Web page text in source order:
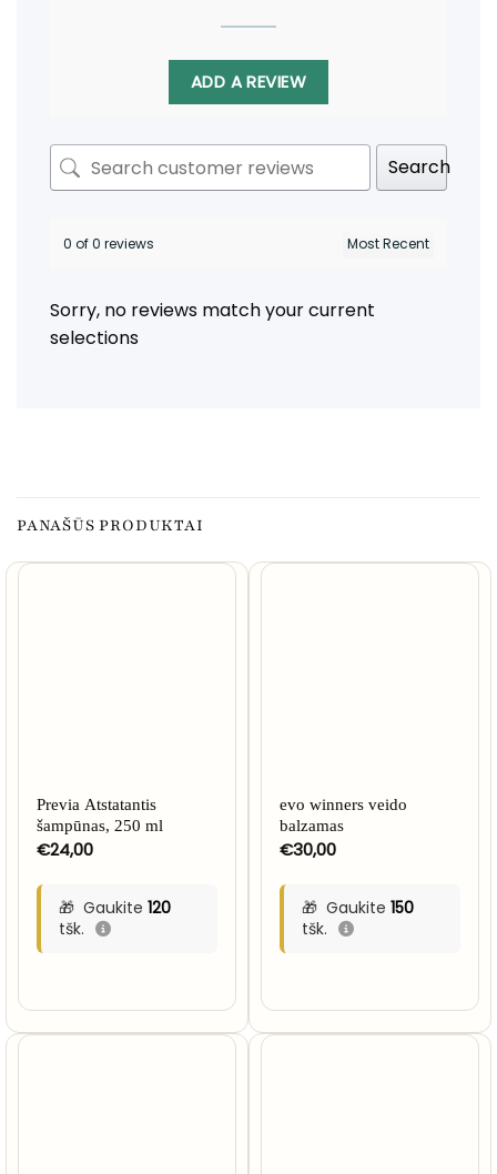
ADD A REVIEW
Search
0 of 0 reviews
Sorry, no reviews match your current
selections
PANAŠŪS PRODUKTAI
Previa Atstatantis
šampūnas, 250 ml
€24,00
Gaukite 120
tšk.
evo winners veido
balzamas
€30,00
Gaukite 150
tšk.